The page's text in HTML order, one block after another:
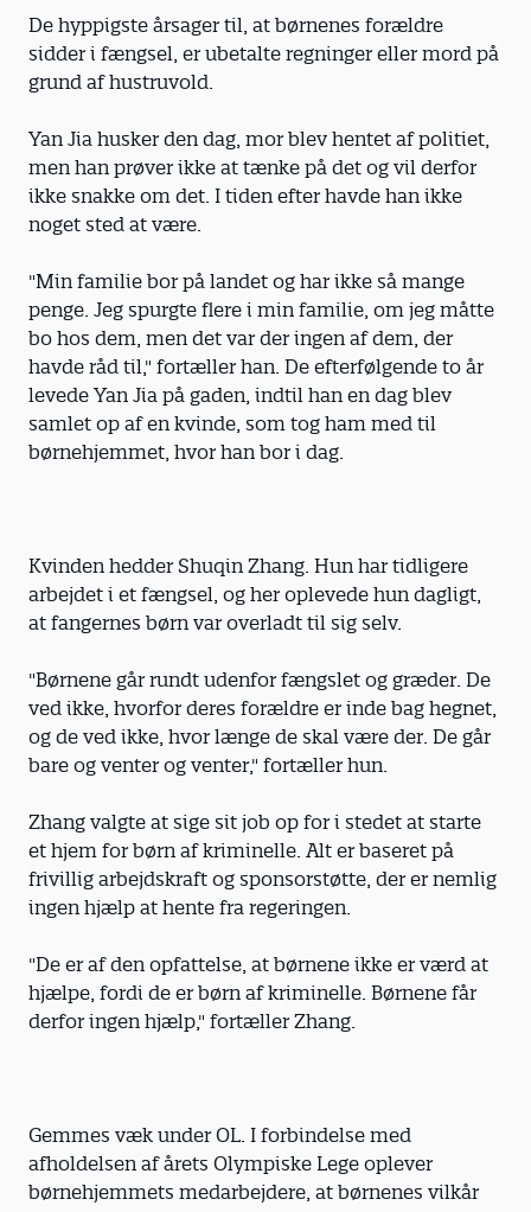
De hyppigste årsager til, at børnenes forældre
sidder i fængsel, er ubetalte regninger eller mord på
grund af hustruvold.
Yan Jia husker den dag, mor blev hentet af politiet,
men han prøver ikke at tænke på det og vil derfor
ikke snakke om det. I tiden efter havde han ikke
noget sted at være.
"Min familie bor på landet og har ikke så mange
penge. Jeg spurgte flere i min familie, om jeg måtte
bo hos dem, men det var der ingen af dem, der
havde råd til," fortæller han. De efterfølgende to år
levede Yan Jia på gaden, indtil han en dag blev
samlet op af en kvinde, som tog ham med til
børnehjemmet, hvor han bor i dag.
Kvinden hedder Shuqin Zhang. Hun har tidligere
arbejdet i et fængsel, og her oplevede hun dagligt,
at fangernes børn var overladt til sig selv.
"Børnene går rundt udenfor fængslet og græder. De
ved ikke, hvorfor deres forældre er inde bag hegnet,
og de ved ikke, hvor længe de skal være der. De går
bare og venter og venter," fortæller hun.
Zhang valgte at sige sit job op for i stedet at starte
et hjem for børn af kriminelle. Alt er baseret på
frivillig arbejdskraft og sponsorstøtte, der er nemlig
ingen hjælp at hente fra regeringen.
"De er af den opfattelse, at børnene ikke er værd at
hjælpe, fordi de er børn af kriminelle. Børnene får
derfor ingen hjælp," fortæller Zhang.
Gemmes væk under OL. I forbindelse med
afholdelsen af årets Olympiske Lege oplever
børnehjemmets medarbejdere, at børnenes vilkår